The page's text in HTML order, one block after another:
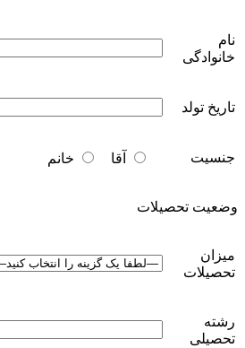
نام
خانوادگی
تاریخ تولد
جنسیت آقا خانم
وضعیت تحصیلات
میزان
تحصیلات
رشته
تحصیلی